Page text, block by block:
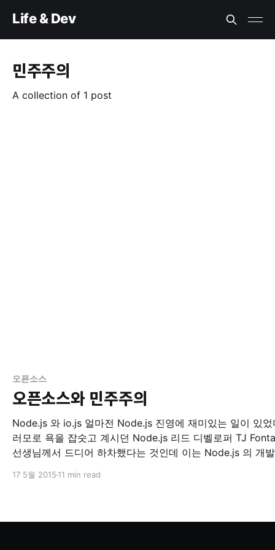
Life & Dev
민주주의
A collection of 1 post
오픈소스
오픈소스와 민주주의
Node.js 와 io.js 얼마전 Node.js 진영에 재미있는 일이 있었다. 여
러모로 욕을 잡숫고 계시던 Node.js 리드 디벨로퍼 TJ
선생님께서 드디어 하차했다는 것인데 이는 Node.js 의 개
가버넌스 모델을 포기하고 열린 가버넌스 모델로 선회했다
17 5월 2015 11 min read